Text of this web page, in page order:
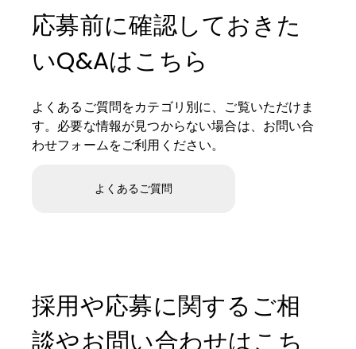
応募前に確認しておきた
いQ&Aはこちら
よくあるご質問をカテゴリ別に、ご覧いただけま
す。必要な情報が見つからない場合は、お問い合
わせフォームをご利用ください。
よくあるご質問
採用や応募に関するご相
談やお問い合わせはこち